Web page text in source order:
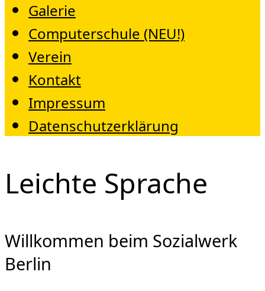
Galerie
Computerschule (NEU!)
Verein
Kontakt
Impressum
Datenschutzerklärung
Leichte Sprache
Willkommen beim Sozialwerk
Berlin